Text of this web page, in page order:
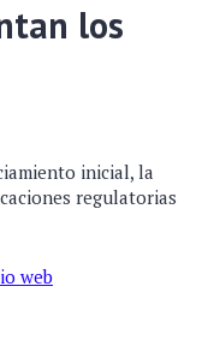
los
inicial, la
regulatorias
web